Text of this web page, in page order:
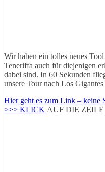
Wir haben ein tolles neues
Teneriffa auch für diejenigen
dabei sind. In 60 Sekunden
unsere Tour nach Los
Hier geht es zum Link – keine
>>> KLICK AUF DIE ZEILE